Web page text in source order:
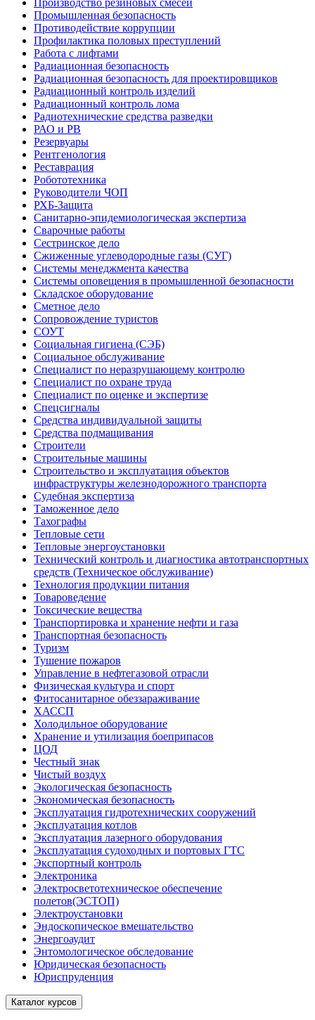
Производство резиновых смесей
Промышленная безопасность
Противодействие коррупции
Профилактика половых преступлений
Работа с лифтами
Радиационная безопасность
Радиационная безопасность для проектировщиков
Радиационный контроль изделий
Радиационный контроль лома
Радиотехнические средства разведки
РАО и РВ
Резервуары
Рентгенология
Реставрация
Робототехника
Руководители ЧОП
РХБ-Защита
Санитарно-эпидемиологическая экспертиза
Сварочные работы
Сестринское дело
Сжиженные углеводородные газы (СУГ)
Системы менеджмента качества
Системы оповещения в промышленной безопасности
Складское оборудование
Сметное дело
Сопровождение туристов
СОУТ
Социальная гигиена (СЭБ)
Социальное обслуживание
Специалист по неразрушающему контролю
Специалист по охране труда
Специалист по оценке и экспертизе
Спецсигналы
Средства индивидуальной защиты
Средства подмащивания
Строители
Строительные машины
Строительство и эксплуатация объектов
инфраструктуры железнодорожного транспорта
Судебная экспертиза
Таможенное дело
Тахографы
Тепловые сети
Тепловые энергоустановки
Технический контроль и диагностика автотранспортных
средств (Техническое обслуживание)
Технология продукции питания
Товароведение
Токсические вещества
Транспортировка и хранение нефти и газа
Транспортная безопасность
Туризм
Тушение пожаров
Управление в нефтегазовой отрасли
Физическая культура и спорт
Фитосанитарное обеззараживание
ХАССП
Холодильное оборудование
Хранение и утилизация боеприпасов
ЦОД
Честный знак
Чистый воздух
Экологическая безопасность
Экономическая безопасность
Эксплуатация гидротехнических сооружений
Эксплуатация котлов
Эксплуатация лазерного оборудования
Эксплуатация судоходных и портовых ГТС
Экспортный контроль
Электроника
Электросветотехническое обеспечение
полетов(ЭСТОП)
Электроустановки
Эндоскопическое вмешательство
Энергоаудит
Энтомологическое обследование
Юридическая безопасность
Юриспруденция
Каталог курсов